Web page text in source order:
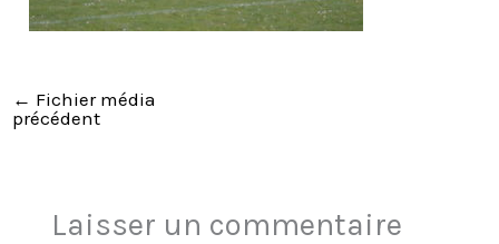
← Fichier média
précédent
Laisser un commentaire